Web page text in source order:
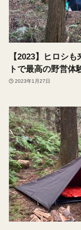
【2023】ヒロシ
トで最高の野営体
2023年1月27日